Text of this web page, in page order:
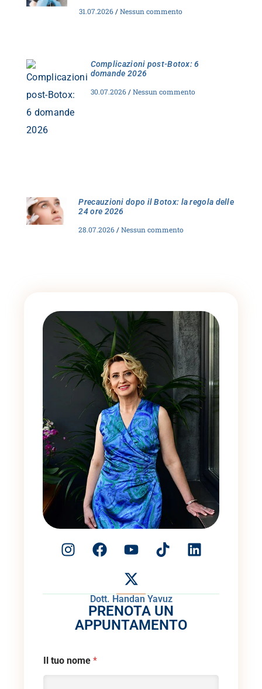
31.07.2026 Nessun commento
Complicazioni post-Botox: 6
domande 2026
30.07.2026 Nessun commento
Precauzioni dopo il Botox: la regola delle
24 ore 2026
28.07.2026 Nessun commento
Dott. Handan Yavuz
PRENOTA UN
APPUNTAMENTO
Il tuo nome *